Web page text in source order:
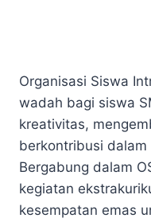
Organisasi Siswa
wadah bagi siswa
kreativitas,
berkontribusi dalam
Bergabung dalam
kegiatan
kesempatan emas